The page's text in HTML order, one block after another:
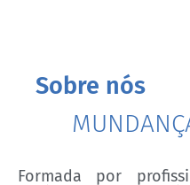
Sobre nós
Formada por